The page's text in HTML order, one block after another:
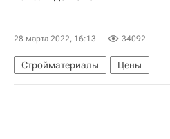
28 марта 2022, 16:13 34092
Стройматериалы
Цены